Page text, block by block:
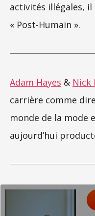
activités illégales, il
« Post-Humain ».
Adam Hayes & Nick
carrière comme
monde de la mode
aujourd’hui